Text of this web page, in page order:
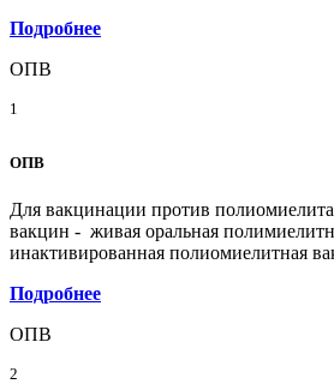
Подробнее
ОПВ
1
ОПВ
Для вакцинации против
вакцин - живая оральная
инактивированная полиомиелитная
Подробнее
ОПВ
2